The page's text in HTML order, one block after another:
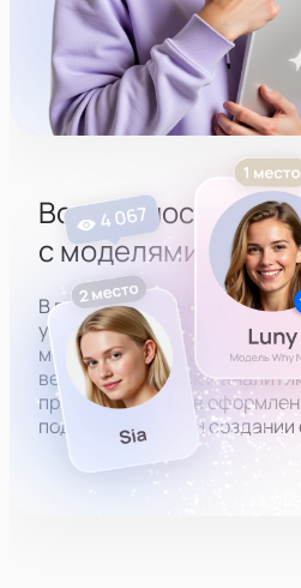
Возможность
с моделями из топ-
В процессе карьеры в
участие в организации и
моделей, научиться
вебкам-площадок и
принять участие в
подборе одежды и создании